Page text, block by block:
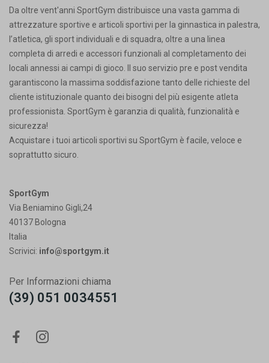
Da oltre vent'anni SportGym distribuisce una vasta gamma di
attrezzature sportive e articoli sportivi per la ginnastica in palestra,
l’atletica, gli sport individuali e di squadra, oltre a una linea
completa di arredi e accessori funzionali al completamento dei
locali annessi ai campi di gioco. Il suo servizio pre e post vendita
garantiscono la massima soddisfazione tanto delle richieste del
cliente istituzionale quanto dei bisogni del più esigente atleta
professionista. SportGym è garanzia di qualità, funzionalità e
sicurezza!
Acquistare i tuoi articoli sportivi su SportGym è facile, veloce e
soprattutto sicuro.
SportGym
Via Beniamino Gigli,24
40137 Bologna
Italia
Scrivici: info@sportgym.it
Per Informazioni chiama
(39) 051 0034551